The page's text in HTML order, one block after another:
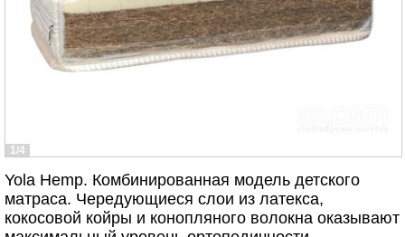
1/4
Yola Hemp. Комбинированная модель детского
матраса. Чередующиеся слои из латекса,
кокосовой койры и конопляного волокна оказывают